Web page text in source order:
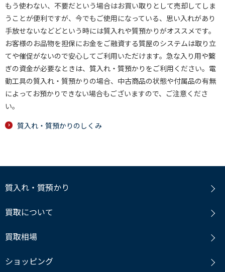
もう使わない、不要だという場合はお買い取りとして売却してしま
うことが便利ですが、今でもご使用になっている、思い入れがあり
手放せないなどどという時には質入れや質預かりがオススメです。
お客様のお品物を担保にお金をご融資する質屋のシステムは取り立
てや催促がないので安心してご利用いただけます。急な入り用や繋
ぎの資金が必要なときは、質入れ・質預かりをご利用ください。電
動工具の質入れ・質預かりの場合、中古商品の状態や付属品の有無
によってお預かりできない場合もございますので、ご注意くださ
い。
質入れ・質預かりのしくみ
質入れ・質預かり
買取について
買取相場
ショッピング